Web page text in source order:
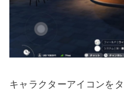
キャラクターアイコンを